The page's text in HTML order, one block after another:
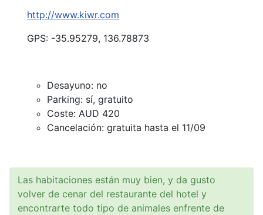
http://www.kiwr.com
GPS: -35.95279, 136.78873
Desayuno: no
Parking: sí, gratuito
Coste: AUD 420
Cancelación: gratuita hasta el 11/09
Las habitaciones están muy bien, y da gusto
volver de cenar del restaurante del hotel y
encontrarte todo tipo de animales enfrente de